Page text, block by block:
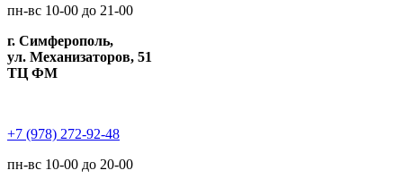
пн-вс 10-00 до 21-00
г. Симферополь,
ул. Механизаторов, 51
ТЦ ФМ
+7 (978) 272-92-48
пн-вс 10-00 до 20-00